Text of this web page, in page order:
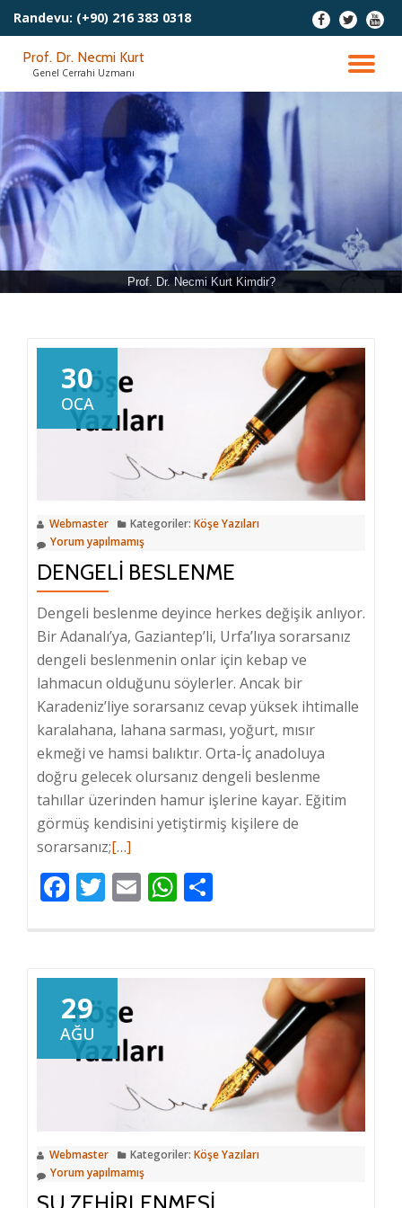
Randevu: (+90) 216 383 0318
fa-
facebook
fa-
twitter
fa-
Prof. Dr. Necmi Kurt
Genel Cerrahi Uzmanı
Prof. Dr. Necmi Kurt Kimdir?
30
OCA
Webmaster Kategoriler: Köşe Yazıları
Yorum yapılmamış
DENGELI BESLENME
Dengeli beslenme deyince herkes değişik anlıyor.
Bir Adanalı’ya, Gaziantep’li, Urfa’lıya sorarsanız
dengeli beslenmenin onlar için kebap ve
lahmacun olduğunu söylerler. Ancak bir
Karadeniz’liye sorarsanız cevap yüksek ihtimalle
karalahana, lahana sarması, yoğurt, mısır
ekmeği ve hamsi balıktır. Orta-İç anadoluya
doğru gelecek olursanız dengeli beslenme
tahıllar üzerinden hamur işlerine kayar. Eğitim
görmüş kendisini yetiştirmiş kişilere de
sorarsanız;Hakkında
daha
fazlasını
[…]
FacebookTwitterEmail WhatsApp
29
AĞU
Webmaster Kategoriler: Köşe Yazıları
Yorum yapılmamış